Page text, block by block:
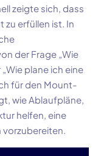
zeigte sich, dass
zu erfüllen ist. In
der Frage „Wie
plane ich eine
für den Mount-
wie Ablaufpläne,
helfen, eine
vorzubereiten.